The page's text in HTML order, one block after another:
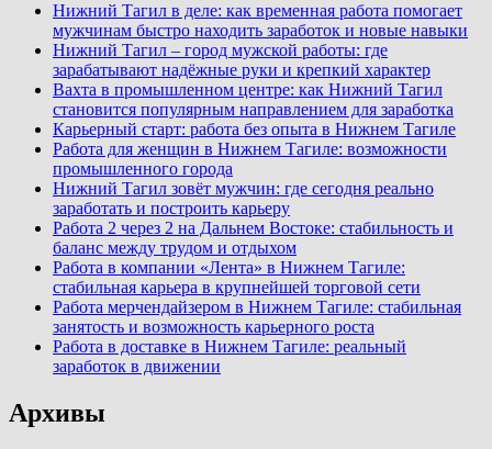
Нижний Тагил в деле: как временная работа помогает
мужчинам быстро находить заработок и новые навыки
Нижний Тагил – город мужской работы: где
зарабатывают надёжные руки и крепкий характер
Вахта в промышленном центре: как Нижний Тагил
становится популярным направлением для заработка
Карьерный старт: работа без опыта в Нижнем Тагиле
Работа для женщин в Нижнем Тагиле: возможности
промышленного города
Нижний Тагил зовёт мужчин: где сегодня реально
заработать и построить карьеру
Работа 2 через 2 на Дальнем Востоке: стабильность и
баланс между трудом и отдыхом
Работа в компании «Лента» в Нижнем Тагиле:
стабильная карьера в крупнейшей торговой сети
Работа мерчендайзером в Нижнем Тагиле: стабильная
занятость и возможность карьерного роста
Работа в доставке в Нижнем Тагиле: реальный
заработок в движении
Архивы